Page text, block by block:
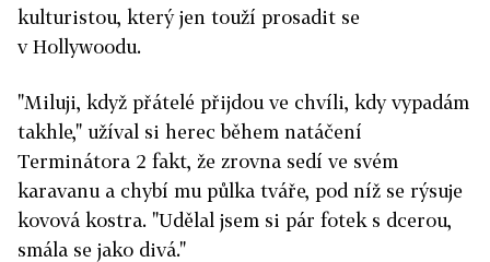
kulturistou, který jen touží prosadit se
v Hollywoodu.
"Miluji, když přátelé přijdou ve chvíli, kdy vypadám
takhle," užíval si herec během natáčení
Terminátora 2 fakt, že zrovna sedí ve svém
karavanu a chybí mu půlka tváře, pod níž se rýsuje
kovová kostra. "Udělal jsem si pár fotek s dcerou,
smála se jako divá."